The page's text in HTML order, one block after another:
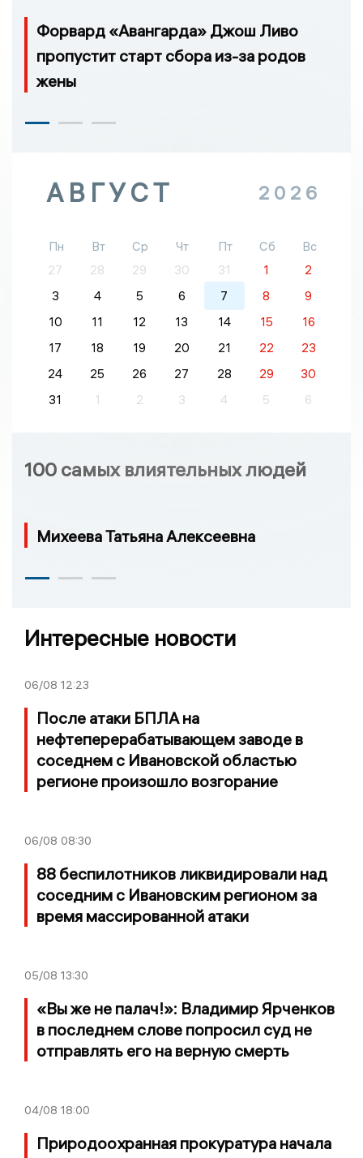
Форвард «Авангарда» Джош Ливо
пропустит старт сбора из-за родов
жены
АВГУСТ 2026
Пн Вт Ср Чт Пт Сб
Вс
27
28 29 30 31 1
2
3
4 5 6 7 8
9
10
11 12 13 14 15
16
17
18 19 20 21 22
23
24
25 26 27 28 29
30
31
1 2 3 4 5 6
100 самых влиятельных людей
Михеева Татьяна Алексеевна
Интересные новости
06/08 12:23
После атаки БПЛА на
нефтеперерабатывающем заводе в
соседнем с Ивановской областью
регионе произошло возгорание
06/08 08:30
88 беспилотников ликвидировали над
соседним с Ивановским регионом за
время массированной атаки
05/08 13:30
«Вы же не палач!»: Владимир Ярченков
в последнем слове попросил суд не
отправлять его на верную смерть
04/08 18:00
Природоохранная прокуратура начала